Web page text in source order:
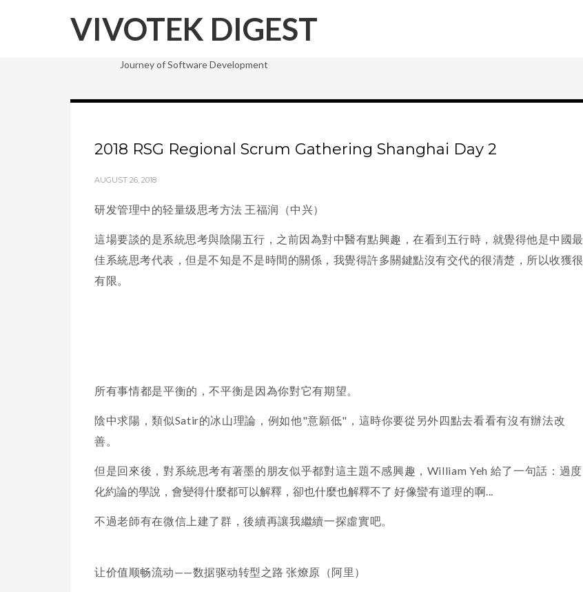
VIVOTEK DIGEST
Journey of Software Development
2018 RSG Regional Scrum Gathering Shanghai Day 2
AUGUST 26, 2018
研发管理中的轻量级思考方法 王福润（中兴）
這場要談的是系統思考與陰陽五行，之前因為對中醫有點興趣，在看到五行時，就覺得他是中國最
佳系統思考代表，但是不知是不是時間的關係，我覺得許多關鍵點沒有交代的很清楚，所以收獲很
有限。
所有事情都是平衡的，不平衡是因為你對它有期望。
陰中求陽，類似Satir的冰山理論，例如他"意願低"，這時你要從另外四點去看看有沒有辦法改
善。
但是回來後，對系統思考有著墨的朋友似乎都對這主題不感興趣，William Yeh 給了一句話： 過度
化約論的學說，會變得什麼都可以解釋，卻也什麼也解釋不了 好像蠻有道理的啊...
不過老師有在微信上建了群，後續再讓我繼續一探虛實吧。
让价值顺畅流动——数据驱动转型之路 张燎原（阿里）